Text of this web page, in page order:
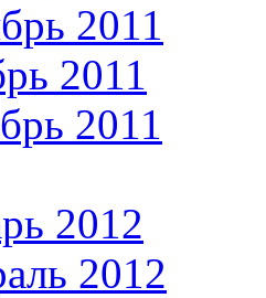
2011
2011
2011
2012
2012